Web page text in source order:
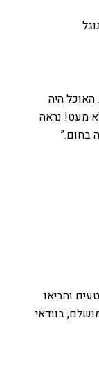
האוכל היה
מעט! נראה
בחום.”
והביאו
בוודאי